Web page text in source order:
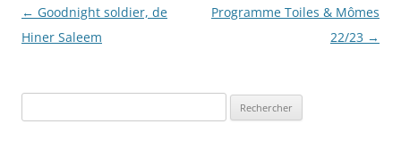
Navigation
des
← Goodnight soldier, de
Hiner Saleem
Programme Toiles & Mômes
22/23 →